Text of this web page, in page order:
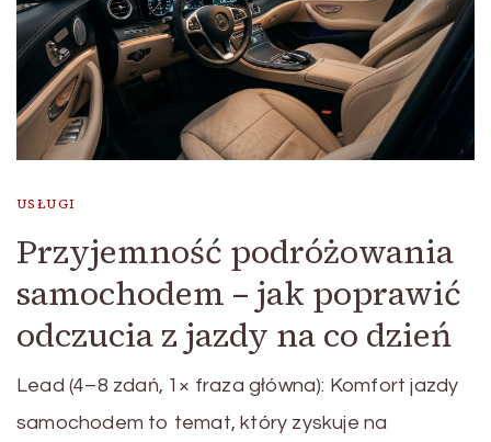
USŁUGI
Przyjemność podróżowania
samochodem – jak poprawić
odczucia z jazdy na co dzień
Lead (4–8 zdań, 1× fraza główna): Komfort jazdy
samochodem to temat, który zyskuje na